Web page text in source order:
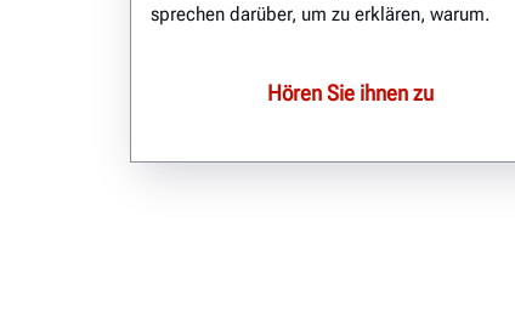
sprechen darüber, um zu erklären, warum.
Hören Sie ihnen zu